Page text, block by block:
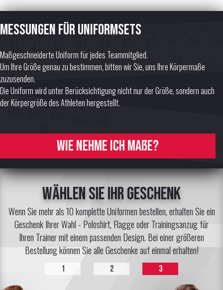
Messungen für Uniformsets
Maßgeschneiderte Uniform für jedes Teammitglied.
Um Ihre Größe genau zu bestimmen, bitten wir Sie, uns Ihre Körpermaße
zuzusenden.
Die Uniform wird unter Berücksichtigung nicht nur der Größe, sondern auch
der Körpergröße des Athleten hergestellt.
Wie nehme ich Maße?
Wählen Sie Ihr Geschenk
Wenn Sie mehr als 10 komplette Uniformen bestellen, erhalten Sie ein
Geschenk Ihrer Wahl - Poloshirt, Flagge oder Trainingsanzug für
Ihren Trainer mit einem passenden Design. Bei einer größeren
Bestellung können Sie alle Geschenke auf einmal erhalten!
1 2 3